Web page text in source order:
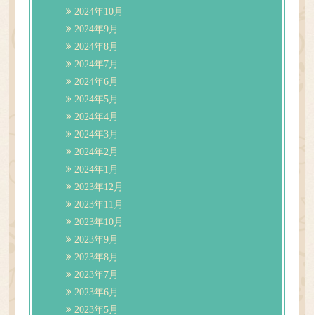
2024年10月
2024年9月
2024年8月
2024年7月
2024年6月
2024年5月
2024年4月
2024年3月
2024年2月
2024年1月
2023年12月
2023年11月
2023年10月
2023年9月
2023年8月
2023年7月
2023年6月
2023年5月